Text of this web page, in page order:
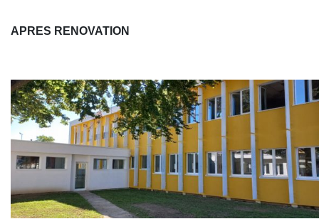
APRES RENOVATION